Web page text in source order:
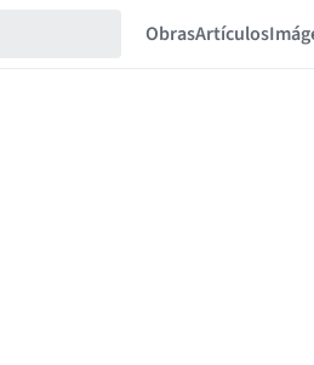
ObrasArtículos